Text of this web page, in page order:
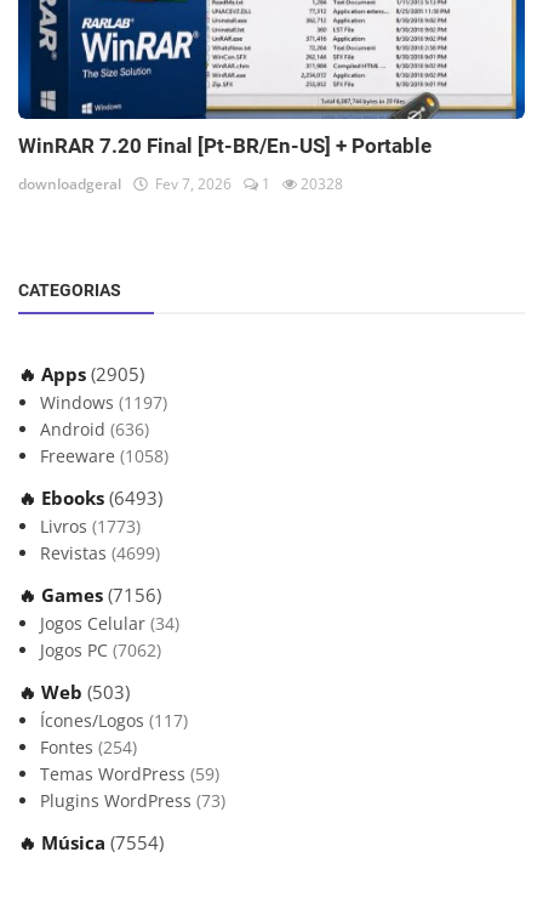
WinRAR 7.20 Final [Pt-BR/En-US] + Portable
downloadgeral Fev 7, 2026 1 20328
CATEGORIAS
🔥 Apps (2905)
Windows (1197)
Android (636)
Freeware (1058)
🔥 Ebooks (6493)
Livros (1773)
Revistas (4699)
🔥 Games (7156)
Jogos Celular (34)
Jogos PC (7062)
🔥 Web (503)
Ícones/Logos (117)
Fontes (254)
Temas WordPress (59)
Plugins WordPress (73)
🔥 Música (7554)